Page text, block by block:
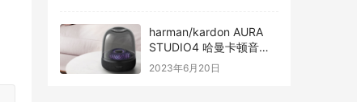
harman/kardon AURA
STUDIO4 哈曼卡顿音乐
琉璃四代全新发布
2023年6月20日